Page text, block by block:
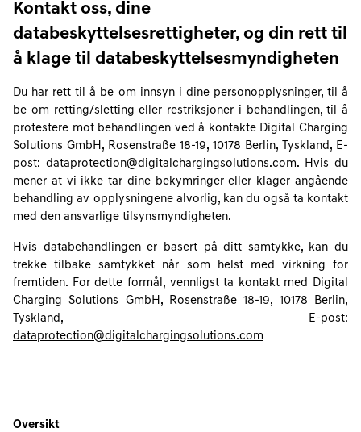
Kontakt oss, dine
databeskyttelsesrettigheter, og din rett til
å klage til databeskyttelsesmyndigheten
Du har rett til å be om innsyn i dine personopplysninger, til å
be om retting/sletting eller restriksjoner i behandlingen, til å
protestere mot behandlingen ved å kontakte Digital Charging
Solutions GmbH, Rosenstraße 18-19, 10178 Berlin, Tyskland, E-
post: dataprotection@digitalchargingsolutions.com. Hvis du
mener at vi ikke tar dine bekymringer eller klager angående
behandling av opplysningene alvorlig, kan du også ta kontakt
med den ansvarlige tilsynsmyndigheten.
Hvis databehandlingen er basert på ditt samtykke, kan du
trekke tilbake samtykket når som helst med virkning for
fremtiden. For dette formål, vennligst ta kontakt med Digital
Charging Solutions GmbH, Rosenstraße 18-19, 10178 Berlin,
Tyskland, E-post:
dataprotection@digitalchargingsolutions.com
Oversikt